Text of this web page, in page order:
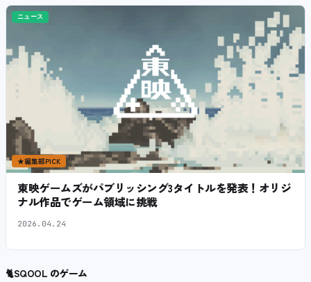
ニュース
★編集部PICK
東映ゲームズがパブリッシング3タイトルを発表！オリジ
ナル作品でゲーム領域に挑戦
2026.04.24
🐈SQOOL のゲーム